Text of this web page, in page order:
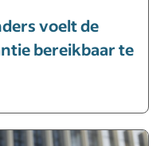
voelt de
bereikbaar te